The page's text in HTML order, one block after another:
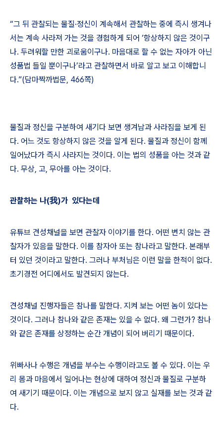
“그 뒤 관찰되는 물질·정신이 계속해서 관찰하는 중에 즉시 생겨나
서는 계속 사라져 가는 것을 경험하게 되어 ‘항상하지 않은 것이구
나. 두려워할 만한 괴로움이구나. 마음대로 할 수 없는 자아가 아닌
성품법 들일 뿐이구나’라고 관찰하면서 바로 알고 보고 이해합니
다.”(담마짝까법문, 466쪽)
물질과 정신을 구분하여 새기다 보면 생겨남과 사라짐을 보게 된
다. 어느 것도 항상하지 않은 것을 알게 된다. 물질과 정신이 함께
일어났다가 즉시 사라지는 것이다. 이는 법의 성품을 아는 것과 같
다. 무상, 고, 무아를 아는 것이다.
관찰하는 나(我)가 있다는데
유튜브 견성채널을 보면 관찰자 이야기를 한다. 어떤 변치 않는 관
찰자가 있음을 말한다. 이를 참자아 또는 참나라고 말한다. 본래부
터 있던 것이라고 말한다. 그러나 부처님은 이런 말을 한적이 없다.
초기경전 어디에서도 발견되지 않는다.
견성채널 진행자들은 참나를 말한다. 지켜 보는 어떤 놈이 있다는
것이다. 그러나 참나와 같은 존재는 있을 수 없다. 왜 그런가? 참나
와 같은 존재를 상정하는 순간 개념이 되어 버리기 때문이다.
위빠사나 수행은 개념을 부수는 수행이라고도 볼 수 있다. 이는 우
리 몸과 마음에서 일어나는 현상에 대하여 정신과 물질로 구분하
여 새기기 때문이다. 이는 개념으로 보지 않고 실재를 보는 것과 같
다.